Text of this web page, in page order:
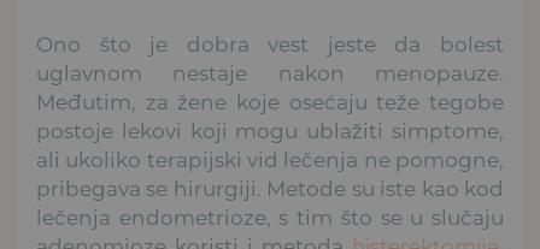
Ono što je dobra vest jeste da bolest
uglavnom nestaje nakon menopauze.
Međutim, za žene koje osećaju teže tegobe
postoje lekovi koji mogu ublažiti simptome,
ali ukoliko terapijski vid lečenja ne pomogne,
pribegava se hirurgiji. Metode su iste kao kod
lečenja endometrioze, s tim što se u slučaju